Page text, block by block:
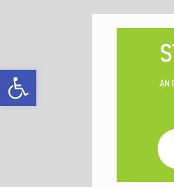
Otwórz pasek narzędzi